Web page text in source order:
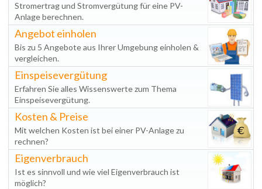
Stromertrag und Stromvergütung für eine PV-
Anlage berechnen.
Angebot einholen
Bis zu 5 Angebote aus Ihrer Umgebung einholen &
vergleichen.
Einspeisevergütung
Erfahren Sie alles Wissenswerte zum Thema
Einspeisevergütung.
Kosten & Preise
Mit welchen Kosten ist bei einer PV-Anlage zu
rechnen?
Eigenverbrauch
Ist es sinnvoll und wie viel Eigenverbrauch ist
möglich?